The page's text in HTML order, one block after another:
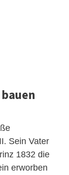
Sein Vater
1832 die
erworben